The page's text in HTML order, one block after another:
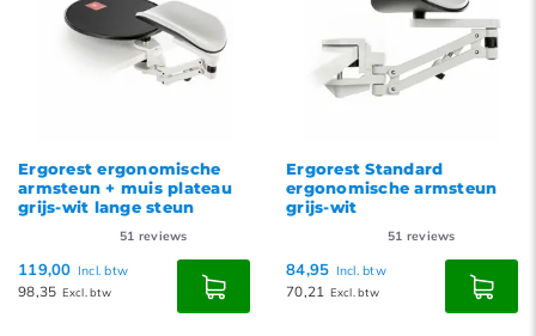
Ergorest ergonomische
armsteun + muis plateau
grijs-wit lange steun
51 reviews
119,00 Incl. btw
98,35 Excl. btw
Ergorest Standard
ergonomische armsteun
grijs-wit
51 reviews
84,95 Incl. btw
70,21 Excl. btw